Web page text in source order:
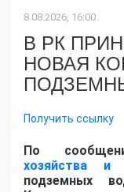
8.08.2026, 16:00
В РК
НОВАЯ
Получить ссылку
По
хозяйства и
подземных